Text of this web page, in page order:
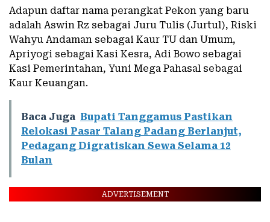
Adapun daftar nama perangkat Pekon yang baru
adalah Aswin Rz sebagai Juru Tulis (Jurtul), Riski
Wahyu Andaman sebagai Kaur TU dan Umum,
Apriyogi sebagai Kasi Kesra, Adi Bowo sebagai
Kasi Pemerintahan, Yuni Mega Pahasal sebagai
Kaur Keuangan.
Baca Juga Bupati Tanggamus Pastikan
Relokasi Pasar Talang Padang Berlanjut,
Pedagang Digratiskan Sewa Selama 12
Bulan
ADVERTISEMENT